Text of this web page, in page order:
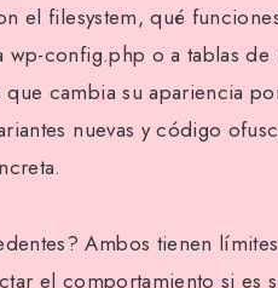
el filesystem, qué
config.php o a tablas de
cambia su apariencia
nuevas y código
Ambos tienen
el comportamiento si es